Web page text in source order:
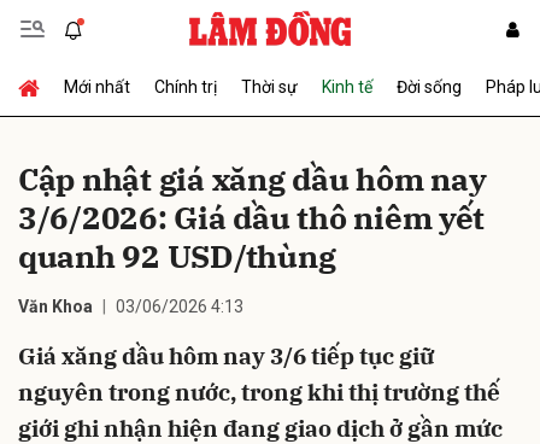
Mới nhất Chính trị Thời sự Kinh tế Đời sống Pháp
Cập nhật giá xăng dầu hôm nay
3/6/2026: Giá dầu thô niêm yết
quanh 92 USD/thùng
Văn Khoa 03/06/2026 4:13
Giá xăng dầu hôm nay 3/6 tiếp tục giữ
nguyên trong nước, trong khi thị trường thế
giới ghi nhận hiện đang giao dịch ở gần mức
Gửi bình luận
Hủy